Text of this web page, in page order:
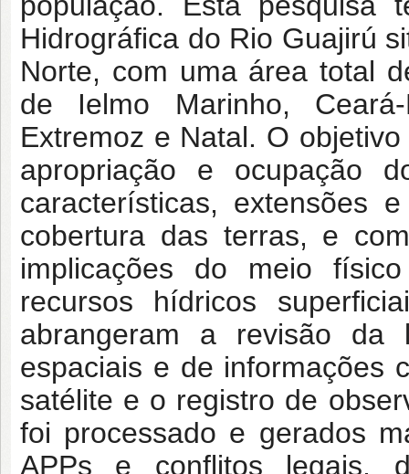
Hidrográfica do Rio Guajirú
Norte, com uma área total
de Ielmo Marinho,
Extremoz e Natal. O
apropriação e ocupação
características, extensões
cobertura das terras, e
implicações do meio
recursos hídricos
abrangeram a revisão da
espaciais e de informações
satélite e o registro de
foi processado e gerados
APPs e conflitos legais,